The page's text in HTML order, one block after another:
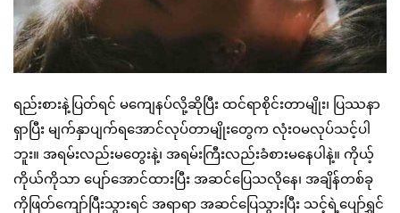
ရည်းစားနဲ့ပြတ်ရင် မကျေနပ်လို့ဆိုပြီး ထင်ရာစိုင်းတာမျိုး၊ ပြဿနာ
ရှာပြီး မျက်နှာပျက်ရအောင်လုပ်တာမျိုးတွေက လုံးဝမလုပ်သင့်ပါ
ဘူး။ အရမ်းလည်းမတွေးနဲ့၊ အရမ်းကြီးလည်းခံစားမနေပါနဲ့။ ကိုယ့်
ကိုယ်ကိုသာ ပျော်အောင်ထားပြီး အဆင်ပြေသလိုနေ၊ အချိန်တစ်ခု
ကိုဖြတ်ကျော်ပြီးသွားရင် အရာရာ အဆင်ပြေသွားပြီး သင့်ရဲ့ပျော်ရွှင်